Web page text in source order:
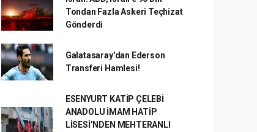
Tondan Fazla Askeri Teçhizat
Gönderdi
Galatasaray'dan Ederson
Transferi Hamlesi!
ESENYURT KATİP ÇELEBİ
ANADOLU İMAM HATİP
LİSESİ’NDEN MEHTERANLI